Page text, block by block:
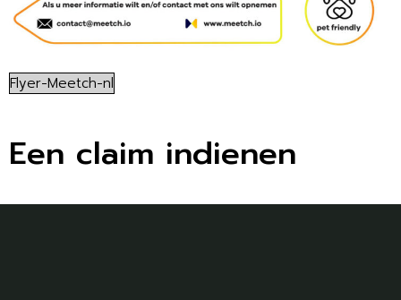
Flyer-Meetch-nl
Een claim indienen